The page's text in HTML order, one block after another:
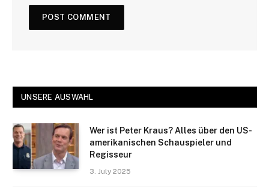
UNSERE AUSWAHL
Wer ist Peter Kraus? Alles über den US-
amerikanischen Schauspieler und
Regisseur
3. July 2025